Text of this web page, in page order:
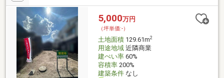
5,000万円
（坪単価:-）
土地面積129.61m2
用途地域近隣商業
建ぺい率60%
容積率200%
建築条件なし